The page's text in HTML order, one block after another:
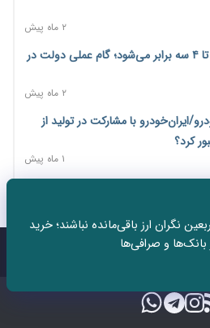
تورم؛ قدرت خرید یارانه یک‌میلیونی
در تقویم رسمی ایران/«روز ملی
کشور رسید؟
۱ روز پیش
۳ روز پیش
اعضا برنامه‌ریزی کنند
قربانی ملاحظات انتخاباتی شود/
شرکت‌هایی که وجود ندارند!
۲ ماه پیش
یارانه خانواده‌های دهک ۱ تا ۴ سه برابر می‌شود؛ گام عملی دولت در
۲ ماه پیش
ایران‌خودرو با مشارکت در تولید از
کرد؟
۱ ماه پیش
پذیرش شد
و کارفرما را با جریمه و شکایت
نگران ارز باقی‌مانده نباشند؛ خرید
بانک‌ها و صرافی‌ها